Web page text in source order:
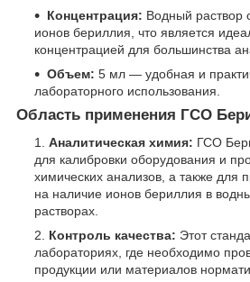
Концентрация: Водный раствор
ионов бериллия, что является
концентрацией для большинства
Объем: 5 мл — удобная и
лабораторного использования.
Область применения ГСО
Аналитическая химия: ГСО
для калибровки оборудования и
химических анализов, а также для
на наличие ионов бериллия в
растворах.
Контроль качества: Этот
лабораториях, где необходимо
продукции или материалов